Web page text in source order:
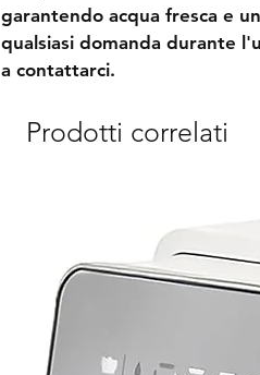
Prodotti correlati
garantendo acqua fresca e
qualsiasi domanda durante
a contattarci.